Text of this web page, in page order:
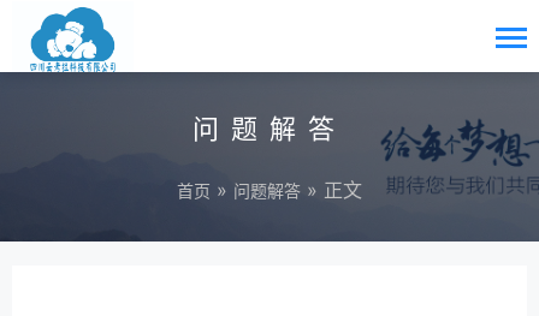
问题解答
首页 » 问题解答 » 正文